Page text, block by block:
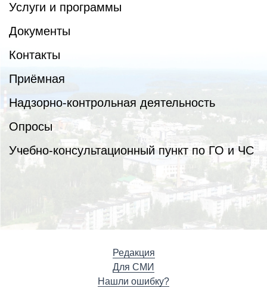
Услуги и программы
Документы
Контакты
Приёмная
Надзорно-контрольная деятельность
Опросы
Учебно-консультационный пункт по ГО и ЧС
Редакция
Для СМИ
Нашли ошибку?